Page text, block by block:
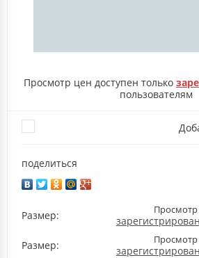
Просмотр цен доступен только
пользователям
поделиться
Размер: Просмотр
Размер: Просмотр